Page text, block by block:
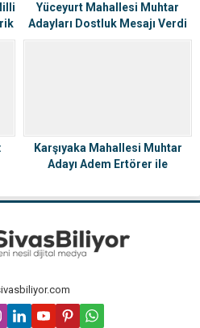
Yüceyurt Mahallesi Muhtar
Adayları Dostluk Mesajı Verdi
Karşıyaka Mahallesi Muhtar
Adayı Adem Ertörer ile